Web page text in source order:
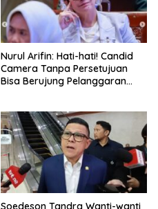
Nurul Arifin: Hati-hati! Candid
Camera Tanpa Persetujuan
Bisa Berujung Pelanggaran